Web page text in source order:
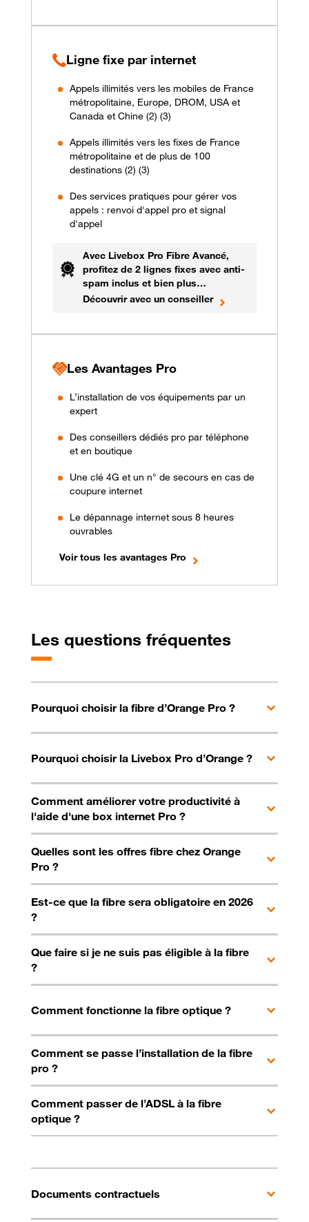
Ligne fixe par internet
Appels illimités vers les mobiles de France
métropolitaine, Europe, DROM, USA et
Canada et Chine (2) (3)
Appels illimités vers les fixes de France
métropolitaine et de plus de 100
destinations (2) (3)
Des services pratiques pour gérer vos
appels : renvoi d'appel pro et signal
d'appel
Avec Livebox Pro Fibre Avancé,
profitez de 2 lignes fixes avec anti-
spam inclus et bien plus…
Découvrir avec un conseiller
Les Avantages Pro
L’installation de vos équipements par un
expert
Des conseillers dédiés pro par téléphone
et en boutique
Une clé 4G et un n° de secours en cas de
coupure internet
Le dépannage internet sous 8 heures
ouvrables
Voir tous les avantages Pro
le wifi 6E de la nouvelle
engagement 12 mois
Livebox Pro
dans votre offre
Les questions fréquentes
Pourquoi choisir la fibre d’Orange Pro ?
Pourquoi choisir la Livebox Pro d’Orange ?
Comment améliorer votre productivité à
l'aide d'une box internet Pro ?
Quelles sont les offres fibre chez Orange
Pro ?
Est-ce que la fibre sera obligatoire en 2026
?
Que faire si je ne suis pas éligible à la fibre
?
Comment fonctionne la fibre optique ?
Comment se passe l’installation de la fibre
pro ?
Comment passer de l’ADSL à la fibre
optique ?
Documents contractuels